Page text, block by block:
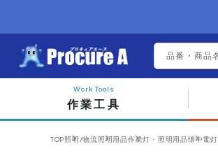
作業工具
TOP照明/物流照明用品作業灯・照明用品懐中電灯